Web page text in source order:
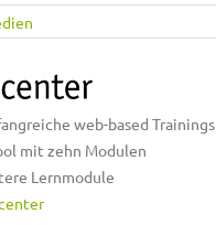
web-based Trainings
mit zehn Modulen
Lernmodule